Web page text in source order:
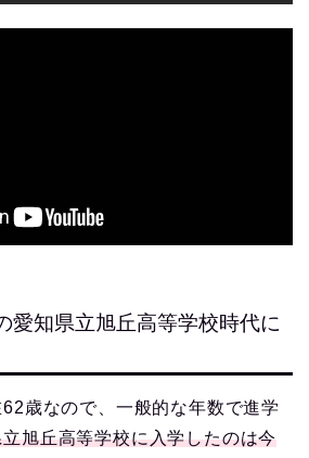
愛知県立旭丘高等学校時代に
歳なので、一般的な年数で進学
旭丘高等学校に入学したのは今